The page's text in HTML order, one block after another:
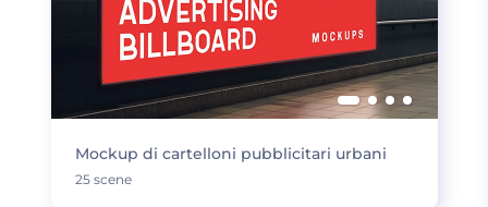
Mockup di cartelloni pubblicitari urbani
25 scene